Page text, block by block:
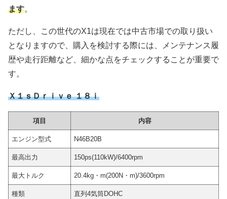
ます。
ただし、この世代のX1は現在では中古市場での取り扱い
となりますので、購入を検討する際には、メンテナンス履
歴や走行距離など、細かな点をチェックすることが重要で
す。
Ｘ１ｓＤｒｉｖｅ １８ｉ
項目 内容
エンジン型式 N46B20B
最高出力 150ps(110kW)/6400rpm
最大トルク 20.4kg・m(200N・m)/3600rpm
種類 直列4気筒DOHC